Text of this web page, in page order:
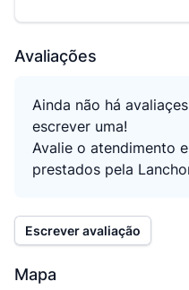
Avaliações
Ainda não há
escrever uma!
Avalie o atendimento
prestados pela
Escrever avaliação
Mapa